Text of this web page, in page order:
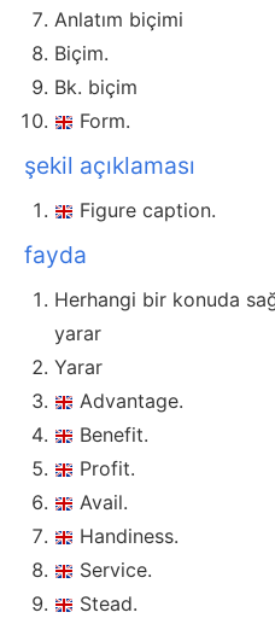
Anlatım biçimi
Biçim.
Bk. biçim
Form.
şekil açıklaması
Figure caption.
fayda
Herhangi bir konuda
yarar
Yarar
Advantage.
Benefit.
Profit.
Avail.
Handiness.
Service.
Stead.